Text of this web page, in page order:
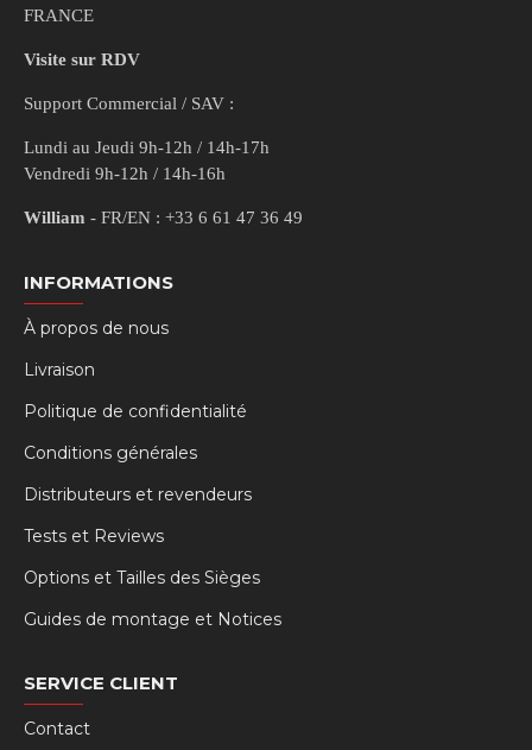
FRANCE
Visite sur RDV
Support Commercial / SAV :
Lundi au Jeudi 9h-12h / 14h-17h
Vendredi 9h-12h / 14h-16h
William - FR/EN : +33 6 61 47 36 49
INFORMATIONS
À propos de nous
Livraison
Politique de confidentialité
Conditions générales
Distributeurs et revendeurs
Tests et Reviews
Options et Tailles des Sièges
Guides de montage et Notices
SERVICE CLIENT
Contact